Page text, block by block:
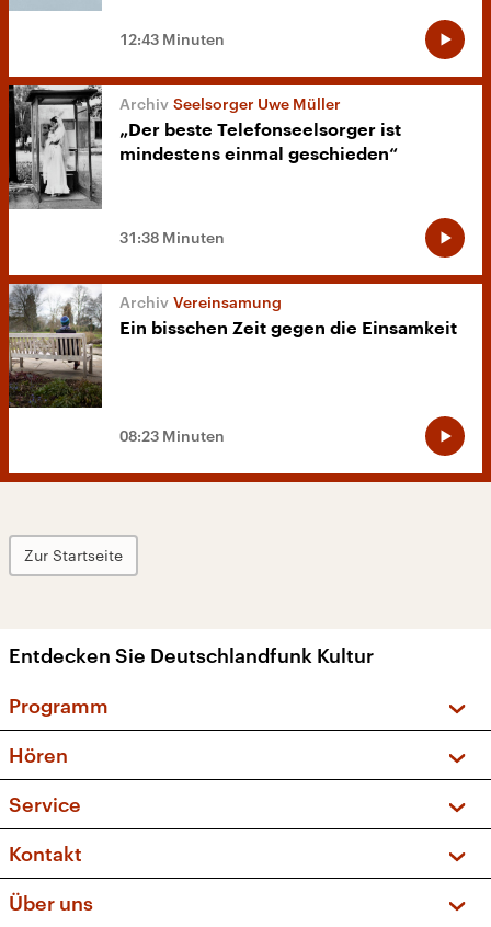
12:43 Minuten
Seelsorger Uwe Müller
„Der beste Telefonseelsorger ist
mindestens einmal geschieden“
31:38 Minuten
Vereinsamung
Ein bisschen Zeit gegen die Einsamkeit
08:23 Minuten
Zur Startseite
Entdecken Sie Deutschlandfunk Kultur
Programm
Sendungen und Podcasts
Musikliste
Kakadu – Das Kinderprogramm
Hören
Frequenzen (UKW + DAB+)
Service
FAQ
Apps
Newsletter
Kontakt
Über uns